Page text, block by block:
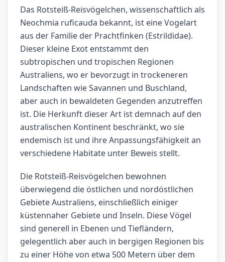
Das Rotsteiß-Reisvögelchen, wissenschaftlich als
Neochmia ruficauda bekannt, ist eine Vogelart
aus der Familie der Prachtfinken (Estrildidae).
Dieser kleine Exot entstammt den
subtropischen und tropischen Regionen
Australiens, wo er bevorzugt in trockeneren
Landschaften wie Savannen und Buschland,
aber auch in bewaldeten Gegenden anzutreffen
ist. Die Herkunft dieser Art ist demnach auf den
australischen Kontinent beschränkt, wo sie
endemisch ist und ihre Anpassungsfähigkeit an
verschiedene Habitate unter Beweis stellt.
Die Rotsteiß-Reisvögelchen bewohnen
überwiegend die östlichen und nordöstlichen
Gebiete Australiens, einschließlich einiger
küstennaher Gebiete und Inseln. Diese Vögel
sind generell in Ebenen und Tiefländern,
gelegentlich aber auch in bergigen Regionen bis
zu einer Höhe von etwa 500 Metern über dem